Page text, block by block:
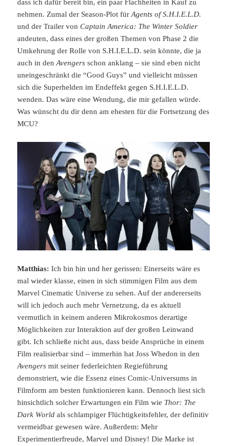
dass ich dafür bereit bin, ein paar Flachheiten in Kauf zu
nehmen. Zumal der Season-Plot fürAgents of S.H.I.E.L.D.
und der Trailer vonCaptain America: The Winter Soldier
andeuten, dass eines der großen Themen von Phase 2 die
Umkehrung der Rolle von S.H.I.E.L.D. sein könnte, die ja
auch in denAvengers schon anklang – sie sind eben nicht
uneingeschränkt die “Good Guys” und vielleicht müssen
sich die Superhelden im Endeffekt gegen S.H.I.E.L.D.
wenden. Das wäre eine Wendung, die mir gefallen würde.
Was wünscht du dir denn am ehesten für die Fortsetzung des
MCU?
Matthias: Ich bin hin und her gerissen: Einerseits wäre es
mal wieder klasse, einen in sich stimmigen Film aus dem
Marvel Cinematic Universe zu sehen. Auf der andererseits
will ich jedoch auch mehr Vernetzung, da es aktuell
vermutlich in keinem anderen Mikrokosmos derartige
Möglichkeiten zur Interaktion auf der großen Leinwand
gibt. Ich schließe nicht aus, dass beide Ansprüche in einem
Film realisierbar sind – immerhin hat Joss Whedon in den
Avengers mit seiner federleichten Regieführung
demonstriert, wie die Essenz eines Comic-Universums in
Filmform am besten funktionieren kann. Dennoch liest sich
hinsichtlich solcher Erwartungen ein Film wie Thor: The
Dark World als schlampiger Flüchtigkeitsfehler, der definitiv
vermeidbar gewesen wäre. Außerdem: Mehr
Experimentierfreude, Marvel und Disney! Die Marke ist